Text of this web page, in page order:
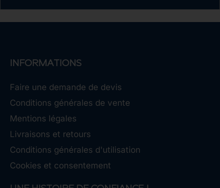
INFORMATIONS
Faire une demande de devis
Conditions générales de vente
Mentions légales
Livraisons et retours
Conditions générales d'utilisation
Cookies et consentement